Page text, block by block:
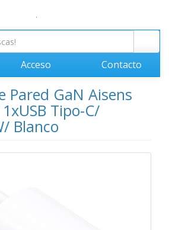
.
Acceso Contacto
Pared GaN Aisens
Tipo-C/
Blanco